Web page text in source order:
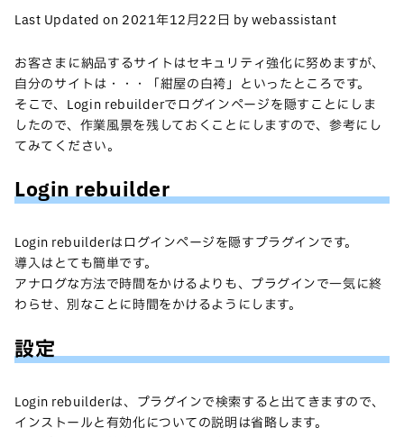
Last Updated on 2021年12月22日 by webassistant
お客さまに納品するサイトはセキュリティ強化に努めますが、
自分のサイトは・・・「紺屋の白袴」といったところです。
そこで、Login rebuilderでログインページを隠すことにしま
したので、作業風景を残しておくことにしますので、参考にし
てみてください。
Login rebuilder
Login rebuilderはログインページを隠すプラグインです。
導入はとても簡単です。
アナログな方法で時間をかけるよりも、プラグインで一気に終
わらせ、別なことに時間をかけるようにします。
設定
Login rebuilderは、プラグインで検索すると出てきますので、
インストールと有効化についての説明は省略します。